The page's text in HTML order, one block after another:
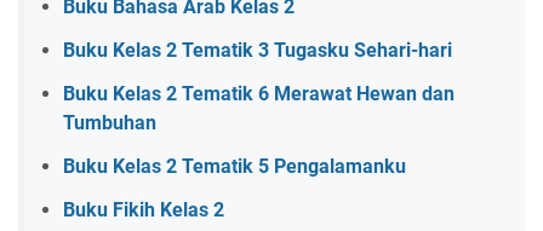
Buku Bahasa Arab Kelas 2
Buku Kelas 2 Tematik 3 Tugasku Sehari-hari
Buku Kelas 2 Tematik 6 Merawat Hewan dan
Tumbuhan
Buku Kelas 2 Tematik 5 Pengalamanku
Buku Fikih Kelas 2